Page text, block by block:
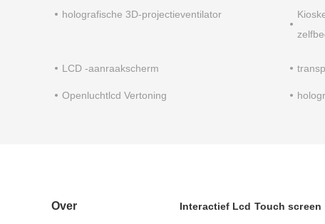
holografische 3D-projectieventilator
LCD -aanraakscherm
Openluchtlcd Vertoning
Over Interactief Lcd Touch screen